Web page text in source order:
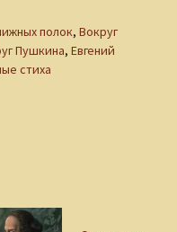
полок, Вокруг
Пушкина, Евгений
стиха